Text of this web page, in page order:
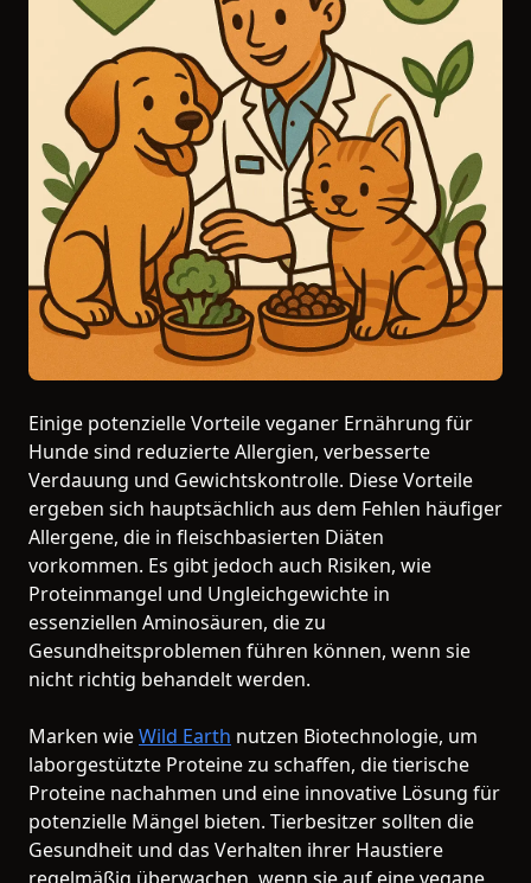
Einige potenzielle Vorteile veganer Ernährung für
Hunde sind reduzierte Allergien, verbesserte
Verdauung und Gewichtskontrolle. Diese Vorteile
ergeben sich hauptsächlich aus dem Fehlen häufiger
Allergene, die in fleischbasierten Diäten
vorkommen. Es gibt jedoch auch Risiken, wie
Proteinmangel und Ungleichgewichte in
essenziellen Aminosäuren, die zu
Gesundheitsproblemen führen können, wenn sie
nicht richtig behandelt werden.
Marken wieWild Earth nutzen Biotechnologie, um
laborgestützte Proteine zu schaffen, die tierische
Proteine nachahmen und eine innovative Lösung für
potenzielle Mängel bieten. Tierbesitzer sollten die
Gesundheit und das Verhalten ihrer Haustiere